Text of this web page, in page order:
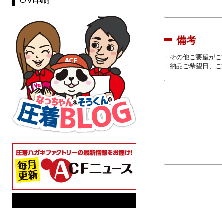
備考
・その他ご要望が
・納品ご希望日、